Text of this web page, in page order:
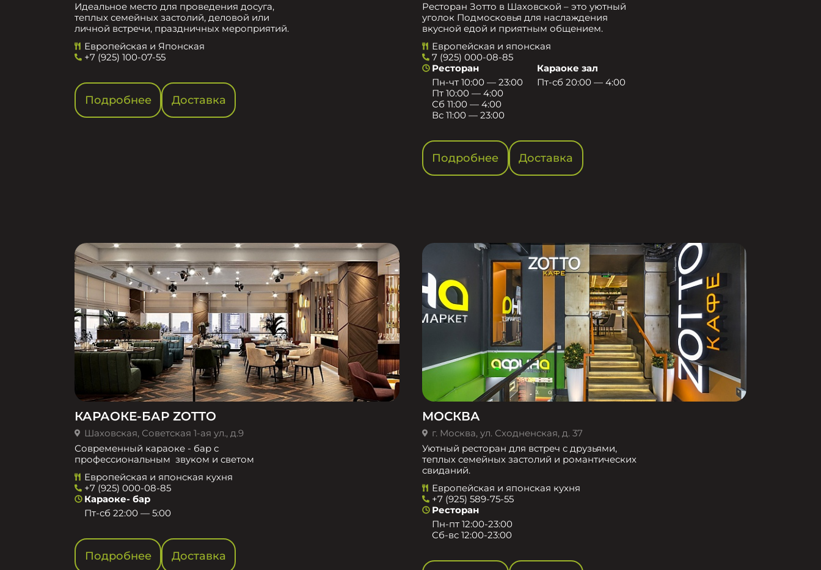
Идеальное место для проведения досуга,
теплых семейных застолий, деловой или
личной встречи, праздничных мероприятий.
Европейская и Японская
+7 (925) 100-07-55
Подробнее Доставка
Ресторан Зотто в Шаховской – это уютный
уголок Подмосковья для наслаждения
вкусной едой и приятным общением.​
Европейская и японская
7 (925) 000-08-85
Ресторан
Пн-чт 10:00 — 23:00
Пт 10:00 — 4:00
Сб 11:00 — 4:00
Вс 11:00 — 23:00
Караоке зал
Пт-сб 20:00 — 4:00
Подробнее Доставка
КАРАОКЕ-БАР ZOTTO
Шаховская, Советская 1-ая ул., д.9
Современный караоке - бар с
профессиональным звуком и светом
Европейская и японская кухня
+7 (925) 000-08-85
Караоке- бар
Пт-сб 22:00 — 5:00
Подробнее Доставка
МОСКВА
г. Москва, ул. Сходненская, д. 37
Уютный ресторан для встреч с друзьями,
теплых семейных застолий и романтических
свиданий.
Европейская и японская кухня
+7 (925) 589-75-55
Ресторан
Пн-пт 12:00-23:00
Сб-вс 12:00-23:00